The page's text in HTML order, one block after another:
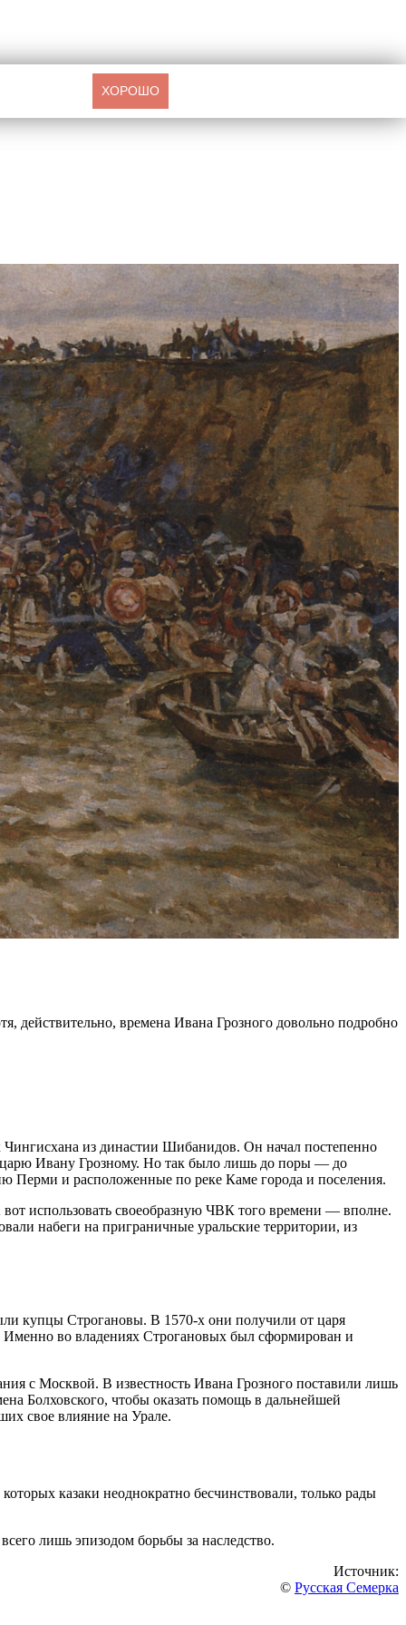
действительно, времена Ивана Грозного довольно подробно
из династии Шибанидов. Он начал постепенно
царю Ивану Грозному. Но так было лишь до поры — до
Перми и расположенные по реке Каме города и поселения.
использовать своеобразную ЧВК того времени — вполне.
набеги на приграничные уральские территории, из
купцы Строгановы. В 1570-х они получили от царя
Именно во владениях Строгановых был сформирован и
с Москвой. В известность Ивана Грозного поставили лишь
Болховского, чтобы оказать помощь в дальнейшей
свое влияние на Урале.
казаки неоднократно бесчинствовали, только рады
лишь эпизодом борьбы за наследство.
Источник:
© Русская Семерка
ХОРОШО